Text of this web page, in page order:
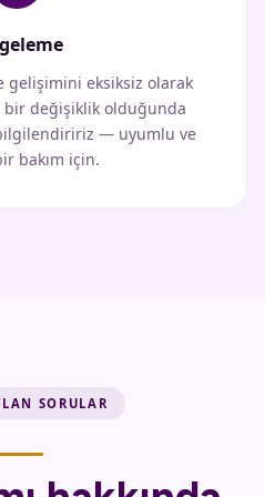
gelişimini eksiksiz olarak
değişiklik olduğunda
— uyumlu ve
bakım için.
SORULAR